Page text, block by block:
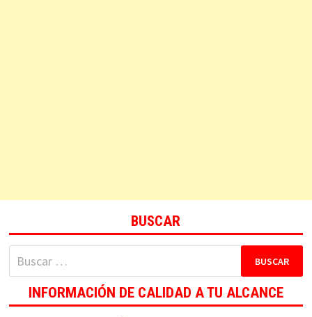
BUSCAR
Buscar:
INFORMACIÓN DE CALIDAD A TU ALCANCE